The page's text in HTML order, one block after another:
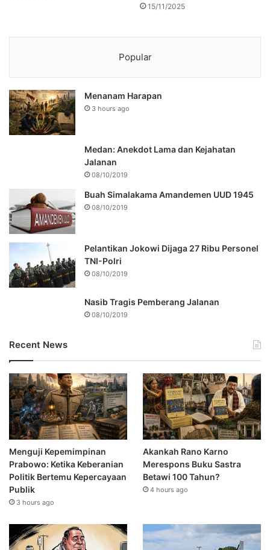
15/11/2025
Popular
Menanam Harapan
3 hours ago
Medan: Anekdot Lama dan Kejahatan
Jalanan
08/10/2019
Buah Simalakama Amandemen UUD 1945
08/10/2019
Pelantikan Jokowi Dijaga 27 Ribu Personel
TNI-Polri
08/10/2019
Nasib Tragis Pemberang Jalanan
08/10/2019
Recent News
Menguji Kepemimpinan
Prabowo: Ketika Keberanian
Politik Bertemu Kepercayaan
Publik
3 hours ago
Akankah Rano Karno
Merespons Buku Sastra
Betawi 100 Tahun?
4 hours ago